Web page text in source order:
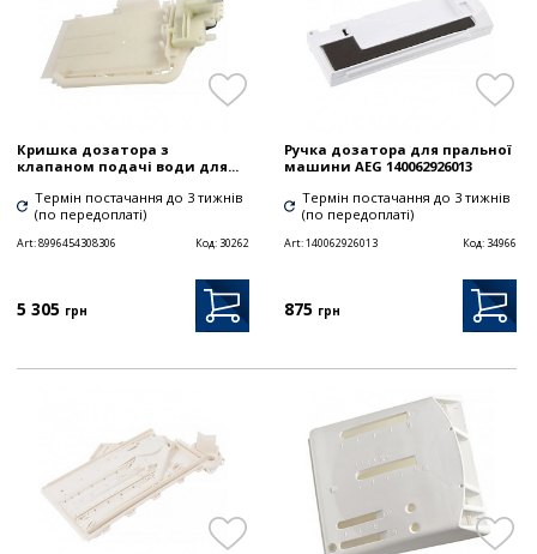
Кришка дозатора з
клапаном подачі води для...
Термін постачання до 3 тижнів
(по передоплаті)
Art:8996454308306 Код: 30262
5 305 грн
Ручка дозатора для пральної
машини AEG 140062926013
Термін постачання до 3 тижнів
(по передоплаті)
Art:140062926013 Код: 34966
875 грн